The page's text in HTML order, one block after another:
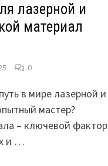
лазерной и
материал
0
в мире лазерной и
мастер?
– ключевой фактор
и …